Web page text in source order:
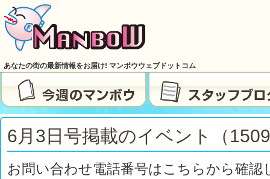
あなたの街の最新情報をお届け! マンボウウェブドットコム
6月3日号掲載のイベント（
お問い合わせ電話番号はこちらから確